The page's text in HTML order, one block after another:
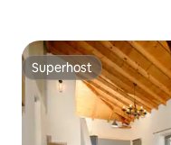
Superhost
Superhost